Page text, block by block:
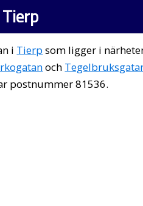
i Tierp som ligger i
och
postnummer 81536.